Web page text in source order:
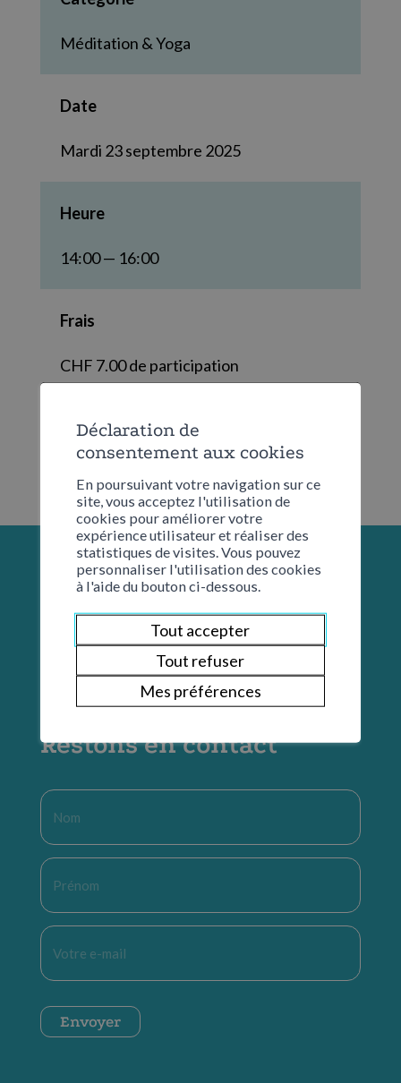
Méditation & Yoga
Date
Mardi 23 septembre 2025
Heure
14:00 — 16:00
Frais
CHF 7.00 de participation
Restons en contact
Nom
Prénom
E-
mail
CAPTCHA
Envoyer
Déclaration de
consentement aux cookies
En poursuivant votre navigation sur ce
site, vous acceptez l'utilisation de
cookies pour améliorer votre
expérience utilisateur et réaliser des
statistiques de visites. Vous pouvez
personnaliser l'utilisation des cookies
à l'aide du bouton ci-dessous.
Tout accepter
Tout refuser
Mes préférences